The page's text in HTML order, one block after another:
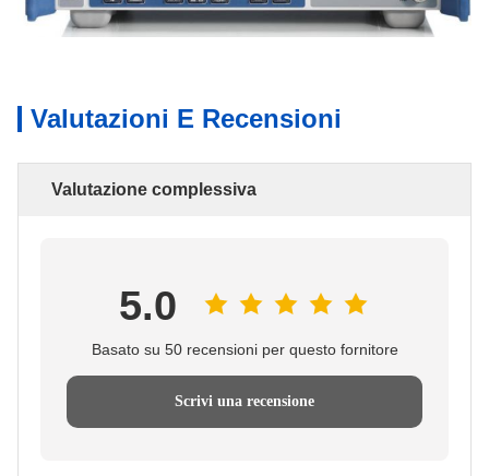
Valutazioni E Recensioni
Valutazione complessiva
5.0
Basato su 50 recensioni per questo fornitore
Scrivi una recensione